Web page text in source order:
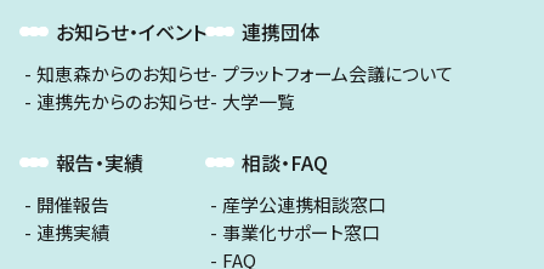
お知らせ・イベント
知恵森からのお知らせ
連携先からのお知らせ
報告・実績
開催報告
連携実績
連携団体
プラットフォーム会議について
大学一覧
相談・FAQ
産学公連携相談窓口
事業化サポート窓口
FAQ